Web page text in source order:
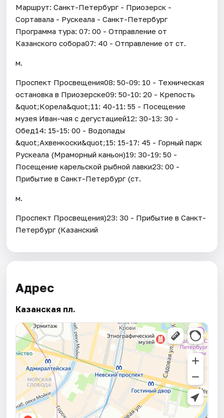
Маршрут: Санкт-Петербург - Приозерск -
Сортавала - Рускеала - Санкт-Петербург
Программа тура: 07: 00 - Отправление от
Казанского собора07: 40 - Отправление от ст.
м.
Проспект Просвещения08: 50-09: 10 - Техническая
остановка в Приозерске09: 50-10: 20 - Крепость
&quot;Корела&quot;11: 40-11: 55 - Посещение
музея Иван-чая с дегустацией12: 30-13: 30 -
Обед14: 15-15: 00 - Водопады
&quot;Ахвенкоски&quot;15: 15-17: 45 - Горный парк
Рускеала (Мраморный каньон)19: 30-19: 50 -
Посещение карельской рыбной лавки23: 00 -
Прибытие в Санкт-Петербург (ст.
м.
Проспект Просвещения)23: 30 - Прибытие в Санкт-
Петербург (Казанский
Адрес
Казанская пл.